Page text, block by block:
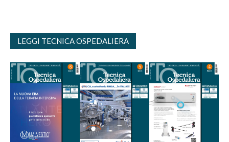
LEGGI TECNICA OSPEDALIERA